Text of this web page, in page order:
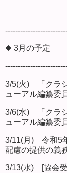
◆ 3月の予定
3/5(火) 「クラ
ューアル編纂
3/6(水) 「クラ
ューアル編纂
3/11(月) 令和5
配慮の提供の義
3/13(水) [協会受